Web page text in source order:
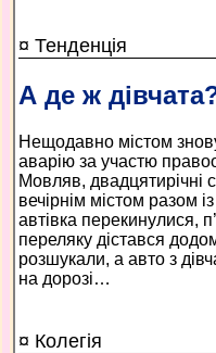
¤ Тенденція
А де ж
Нещодавно містом
аварію за участю
Мовляв, двадцятирічні
вечірнім містом разом
автівка перекинулися,
переляку дістався
розшукали, а авто з
на дорозі…
¤ Колегія